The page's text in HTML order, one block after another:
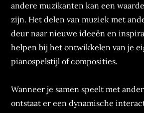
andere muzikanten kan een
zijn. Het delen van muziek met
deur naar nieuwe ideeën en
helpen bij het ontwikkelen van je
pianospelstijl of composities.
Wanneer je samen speelt met
ontstaat er een dynamische